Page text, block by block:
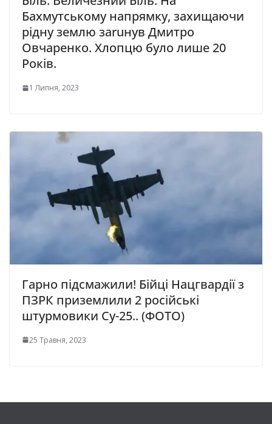
Бахмутському напрямку, захищаючи
рідну землю заruнув Дмитро
Овчаренко. Хлопцю було лише 20
Років.
1 Липня, 2023
Гарно підсмажили! Бійці Нацгвардії з
ПЗРК приземлили 2 російські
штурмовики Су-25.. (ФОТО)
25 Травня, 2023